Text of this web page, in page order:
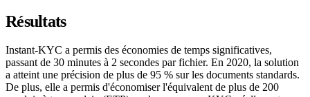
Résultats
Instant-KYC a permis des économies de temps significatives,
passant de 30 minutes à 2 secondes par fichier. En 2020, la solution
a atteint une précision de plus de 95 % sur les documents standards.
De plus, elle a permis d'économiser l'équivalent de plus de 200